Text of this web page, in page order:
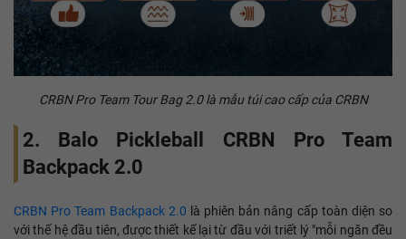
CRBN Pro Team Tour Bag 2.0 là mẫu túi cao cấp của CRBN
2. Balo Pickleball CRBN Pro Team
Backpack 2.0
CRBN Pro Team Backpack 2.0 là phiên bản nâng cấp toàn diện so
với thế hệ đầu tiên, được thiết kế lại từ đầu với triết lý "mỗi ngăn đều